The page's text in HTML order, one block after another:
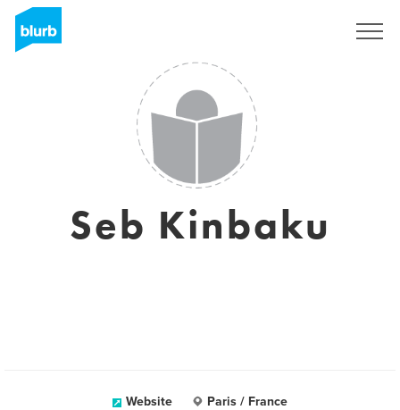
Seb Kinbaku
Website Paris / France